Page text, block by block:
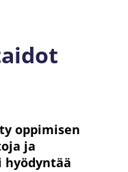
oppimisen
ja